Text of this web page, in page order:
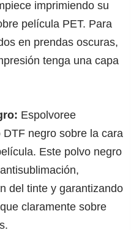
imprimiendo su
película PET. Para
en prendas oscuras,
tenga una capa
Espolvoree
negro sobre la cara
Este polvo negro
del tinte y garantizando
claramente sobre